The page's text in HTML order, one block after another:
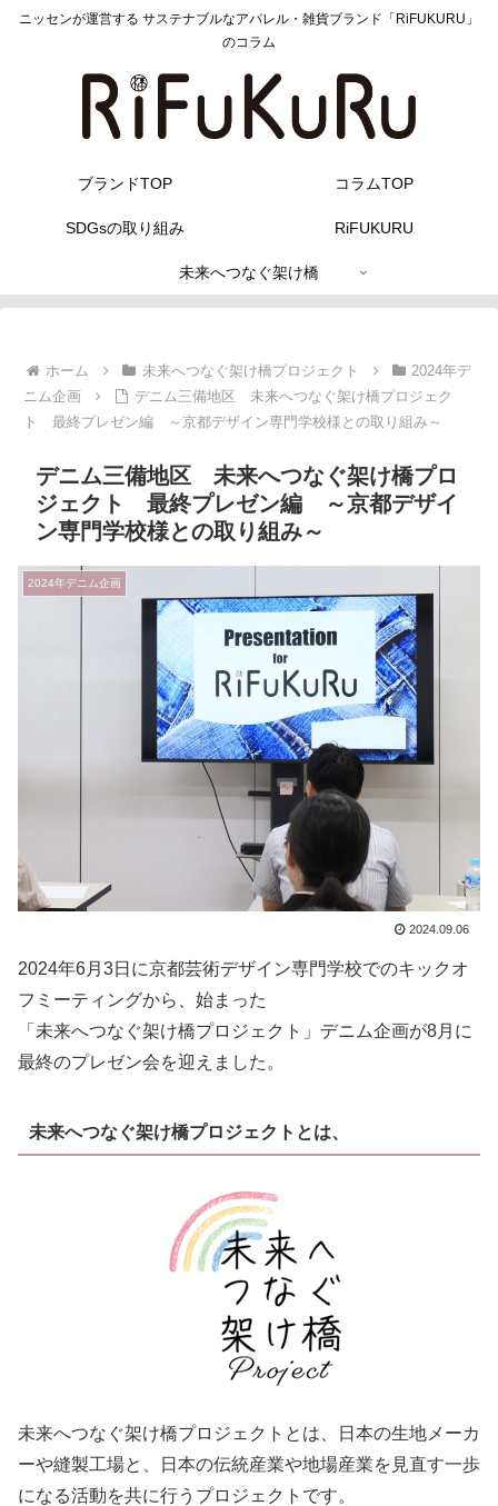
ニッセンが運営する サステナブルなアパレル・雑貨ブランド「RiFUKURU」
のコラム
ブランドTOP コラムTOP
SDGsの取り組み RiFUKURU
未来へつなぐ架け橋
ホーム 未来へつなぐ架け橋プロジェクト
2024年デ
ニム企画
デニム三備地区 未来へつなぐ架け橋プロジェク
ト 最終プレゼン編 ～京都デザイン専門学校様との取り組み～
デニム三備地区 未来へつなぐ架け橋プロ
ジェクト 最終プレゼン編 ～京都デザイ
ン専門学校様との取り組み～
2024年デニム企画
2024.09.06
2024年6月3日に京都芸術デザイン専門学校でのキックオ
フミーティングから、始まった
「未来へつなぐ架け橋プロジェクト」デニム企画が8月に
最終のプレゼン会を迎えました。
未来へつなぐ架け橋プロジェクトとは、
未来へつなぐ架け橋プロジェクトとは、日本の生地メーカ
ーや縫製工場と、日本の伝統産業や地場産業を見直す一歩
になる活動を共に行うプロジェクトです。